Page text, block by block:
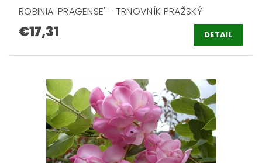
ROBINIA 'PRAGENSE' - TRNOVNÍK PRAŽSKÝ
€17,31 DETAIL